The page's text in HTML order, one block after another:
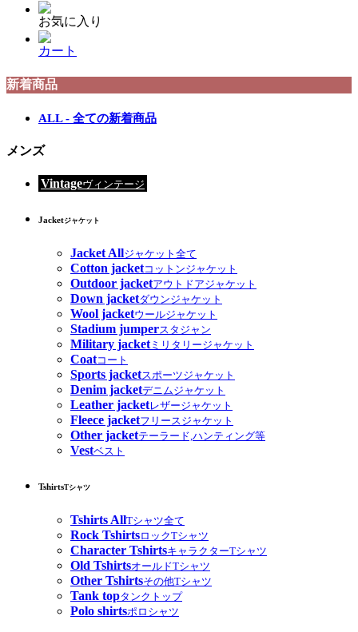
お気に入り
カート
新着商品
ALL - 全ての新着商品
メンズ
Vintageヴィンテージ
Jacketジャケット
Jacket Allジャケット全て
Cotton jacketコットンジャケット
Outdoor jacketアウトドアジャケット
Down jacketダウンジャケット
Wool jacketウールジャケット
Stadium jumperスタジャン
Military jacketミリタリージャケット
Coatコート
Sports jacketスポーツジャケット
Denim jacketデニムジャケット
Leather jacketレザージャケット
Fleece jacketフリースジャケット
Other jacketテーラード,ハンティング等
Vestベスト
TshirtsTシャツ
Tshirts AllTシャツ全て
Rock TshirtsロックTシャツ
Character TshirtsキャラクターTシャツ
Old TshirtsオールドTシャツ
Other Tshirtsその他Tシャツ
Tank topタンクトップ
Polo shirtsポロシャツ